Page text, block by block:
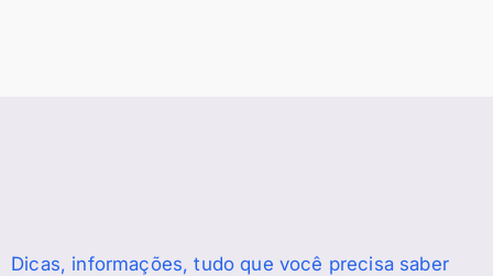
Dicas, informações, tudo que você precisa saber